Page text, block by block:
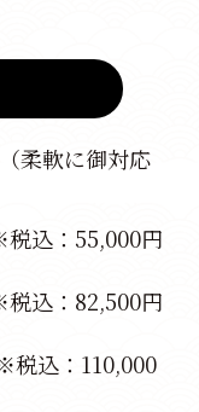
柔軟に御対応
込：55,000円
込：82,500円
込：110,000